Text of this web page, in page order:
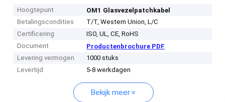
Hoogtepunt
OM1 Glasvezelpatchkabel
Betalingscondities
T/T, Western Union, L/C
Certificering
ISO, UL, CE, RoHS
Document
Productenbrochure PDF
Levering vermogen
1000 stuks
Levertijd
5-8 werkdagen
Bekijk meer